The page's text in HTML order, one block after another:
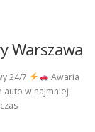
Warszawa
24/7
Awaria
w najmniej